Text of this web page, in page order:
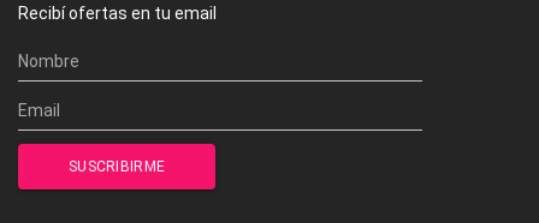
Recibí ofertas en tu email